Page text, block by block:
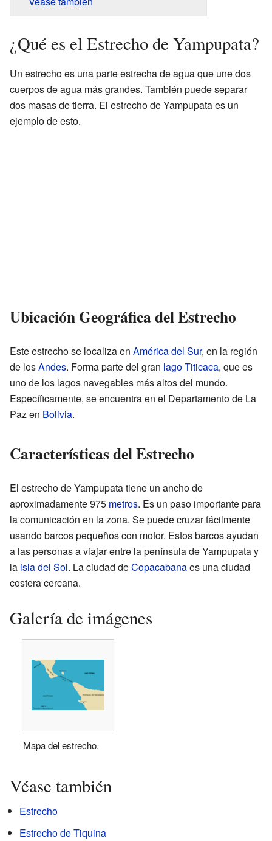
¿Qué es el Estrecho de Yampupata?
Un estrecho es una parte estrecha de agua que une dos
cuerpos de agua más grandes. También puede separar
dos masas de tierra. El estrecho de Yampupata es un
ejemplo de esto.
Ubicación Geográfica del Estrecho
Este estrecho se localiza en América del Sur, en la región
de losAndes. Forma parte del gran lago Titicaca, que es
uno de los lagos navegables más altos del mundo.
Específicamente, se encuentra en el Departamento de La
Paz en Bolivia.
Características del Estrecho
El estrecho de Yampupata tiene un ancho de
aproximadamente 975 metros. Es un paso importante para
la comunicación en la zona. Se puede cruzar fácilmente
usando barcos pequeños con motor. Estos barcos ayudan
a las personas a viajar entre la península de Yampupata y
la isla del Sol. La ciudad deCopacabanaes una ciudad
costera cercana.
Galería de imágenes
Mapa del estrecho.
Véase también
Estrecho
Estrecho de Tiquina